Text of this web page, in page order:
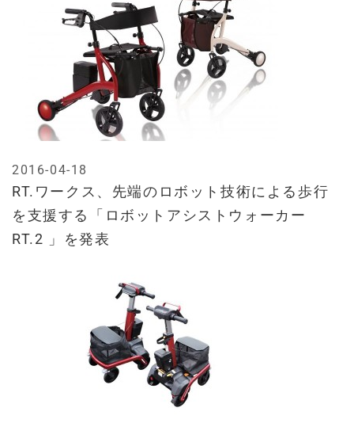
RT.ワークス、先端のロボット技術による歩行
を支援する「ロボットアシストウォーカー
RT.2 」を発表
2016-04-18